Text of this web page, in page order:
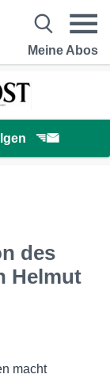
Meine Abos
des
Helmut
macht